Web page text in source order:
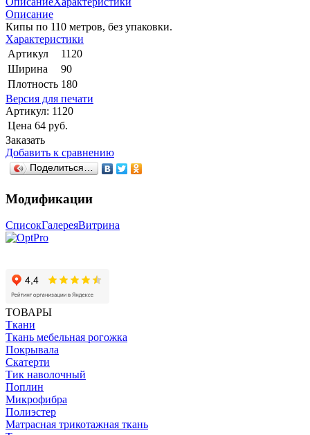
Описание
Кипы по 110 метров, без упаковки.
Характеристики
Артикул
1120
Ширина
90
Плотность 180
Версия для печати
Артикул: 1120
Цена 64 руб.
Заказать
Добавить к сравнению
Поделиться…
Модификации
СписокГалереяВитрина
ТОВАРЫ
Ткани
Ткань мебельная рогожка
Покрывала
Скатерти
Тик наволочный
Поплин
Микрофибра
Полиэстер
Матрасная трикотажная ткань